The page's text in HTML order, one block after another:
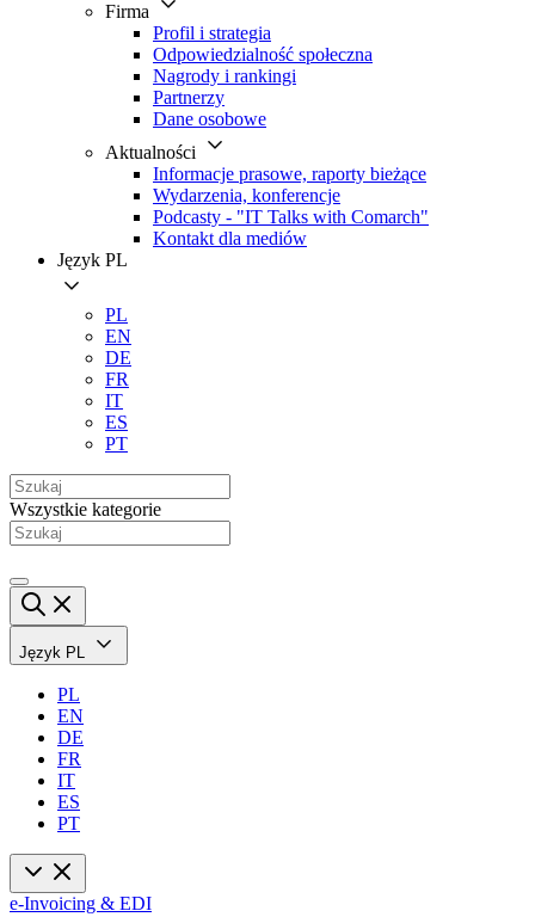
Firma
Profil i strategia
Odpowiedzialność społeczna
Nagrody i rankingi
Partnerzy
Dane osobowe
Aktualności
Informacje prasowe, raporty bieżące
Wydarzenia, konferencje
Podcasty - "IT Talks with Comarch"
Kontakt dla mediów
Język PL
PL
EN
DE
FR
IT
ES
PT
Wszystkie kategorie
Język PL
PL
EN
DE
FR
IT
ES
PT
e-Invoicing & EDI